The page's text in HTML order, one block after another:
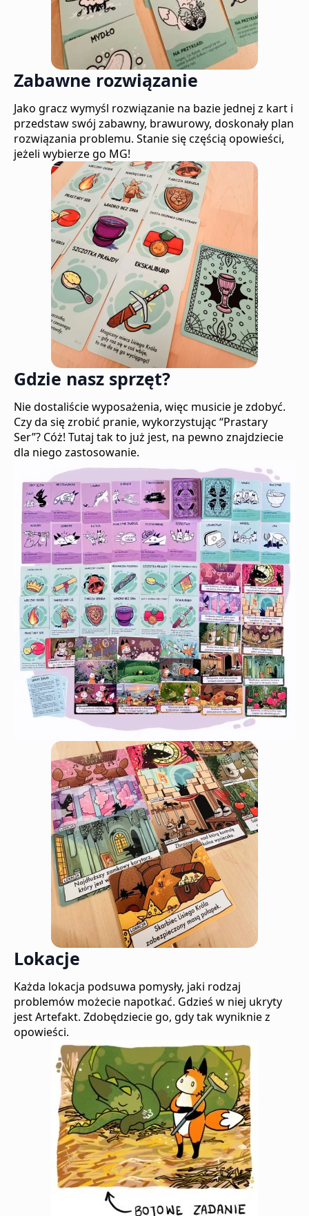
Zabawne rozwiązanie
Jako gracz wymyśl rozwiązanie na bazie jednej z kart i
przedstaw swój zabawny, brawurowy, doskonały plan
rozwiązania problemu. Stanie się częścią opowieści,
jeżeli wybierze go MG!
Gdzie nasz sprzęt?
Nie dostaliście wyposażenia, więc musicie je zdobyć.
Czy da się zrobić pranie, wykorzystując “Prastary
Ser”? Cóż! Tutaj tak to już jest, na pewno znajdziecie
dla niego zastosowanie.
Lokacje
Każda lokacja podsuwa pomysły, jaki rodzaj
problemów możecie napotkać. Gdzieś w niej ukryty
jest Artefakt. Zdobędziecie go, gdy tak wyniknie z
opowieści.